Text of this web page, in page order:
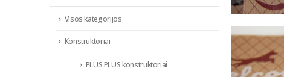
Visos kategorijos
Konstruktoriai
PLUS PLUS konstruktoriai